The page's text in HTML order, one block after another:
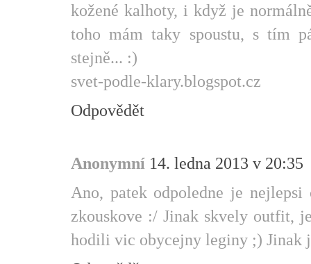
kožené kalhoty, i když je
toho mám taky spoustu, s tím
stejně... :)
svet-podle-klary.blogspot.cz
Odpovědět
Anonymní 14. ledna 2013 v 20:35
Ano, patek odpoledne je
zkouskove :/ Jinak skvely outfit,
hodili vic obycejny leginy ;) Jinak